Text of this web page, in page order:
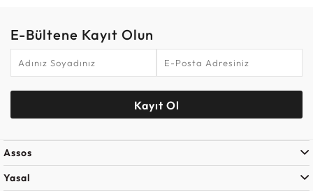
E-Bültene Kayıt Olun
Kayıt Ol
Assos
Yasal